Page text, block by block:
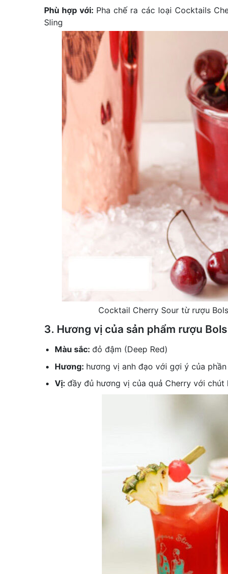
Phù hợp với: Pha chế ra các loại Cocktails
Sling
Cocktail Cherry Sour từ rượu
3. Hương vị của sản phẩm rượu
Màu sắc: đỏ đậm (Deep Red)
Hương: hương vị anh đạo với gợi ý của
Vị: đầy đủ hương vị của quả Cherry với chút